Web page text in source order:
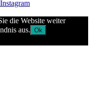
die Website weiter
aus. Ok